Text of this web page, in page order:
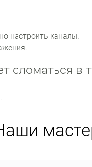
настроить каналы.
сломаться в
узлы телевизора:
с прошивкой.
телевизора ‒